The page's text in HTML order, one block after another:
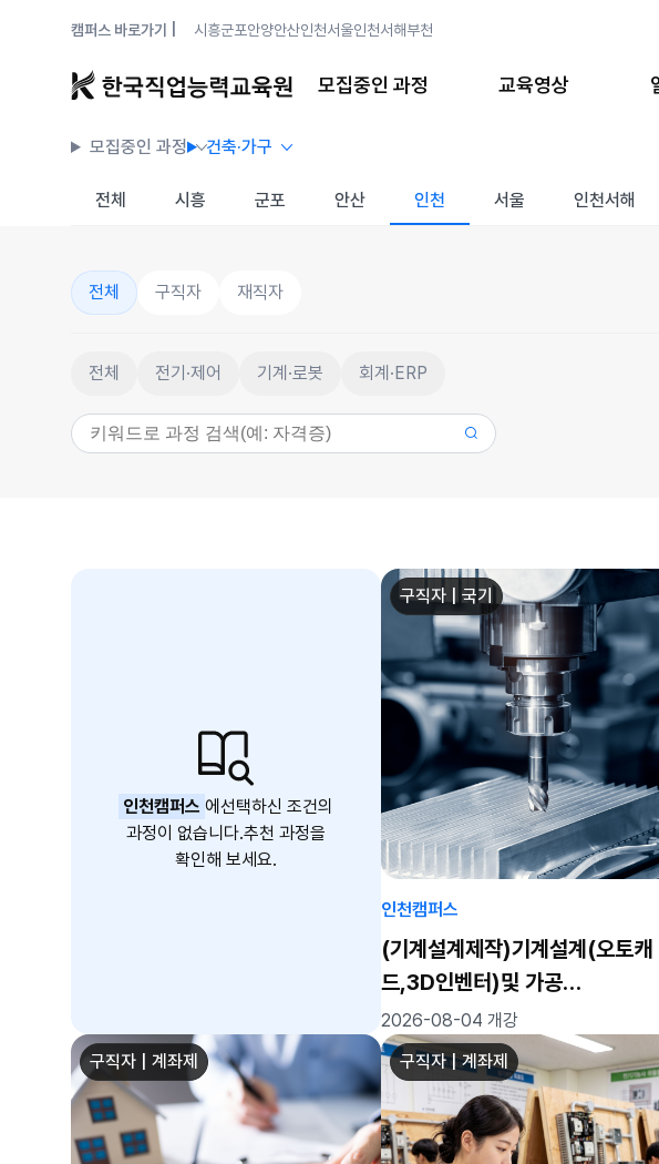
캠퍼스 바로가기 | 시흥군포안양안산인천서울인천서해부천
모집중인 과정 교육영상
모집중인 과정 건축·가구
전체 시흥 군포 안산 인천 서울 인천서해
전체 구직자 재직자
전체 전기·제어 기계·로봇 회계·ERP
인천캠퍼스 에선택하신 조건의
과정이 없습니다.추천 과정을
확인해 보세요.
구직자 | 국기
인천캠퍼스
(기계설계제작)기계설계(오토캐
드,3D인벤터)및 가공
(CAM,CNC,MCT)실무자 양성
2026-08-04 개강
구직자 | 계좌제
구직자 | 계좌제